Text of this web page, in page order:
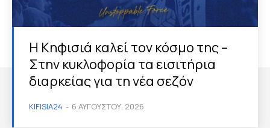
Η Κηφισιά καλεί τον κόσμο της –
Στην κυκλοφορία τα εισιτήρια
διαρκείας για τη νέα σεζόν
KIFISIA24 - 6 ΑΥΓΟΎΣΤΟΥ, 2026